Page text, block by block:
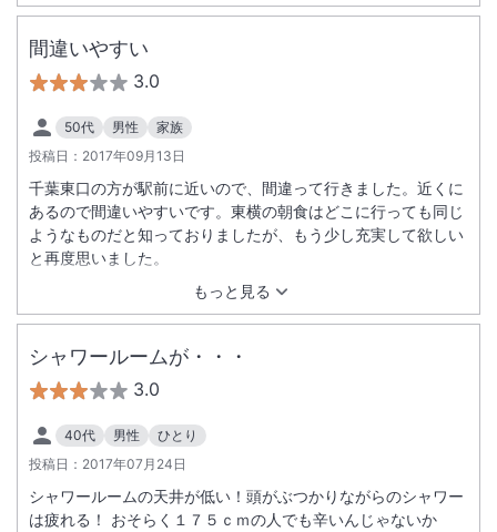
間違いやすい
3.0
50代 男性
家族
投稿日： 2017年09月13日
もっと見る
千葉東口の方が駅前に近いので、間違って行きました。近くに
あるので間違いやすいです。東横の朝食はどこに行っても同じ
ようなものだと知っておりましたが、もう少し充実して欲しい
と再度思いました。
シャワールームが・・・
3.0
40代 男性
ひとり
投稿日： 2017年07月24日
シャワールームの天井が低い！頭がぶつかりながらのシャワー
は疲れる！ おそらく１７５ｃｍの人でも辛いんじゃないか